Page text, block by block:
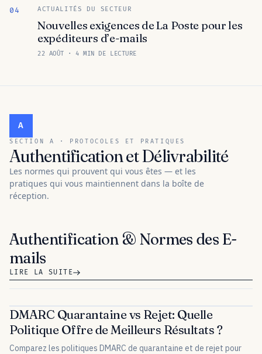
04 ACTUALITÉS DU SECTEUR
Nouvelles exigences de La Poste pour les
expéditeurs d’e-mails
22 AOÛT · 4 MIN DE LECTURE
A
SECTION A · PROTOCOLES ET PRATIQUES
Authentification et Délivrabilité
Les normes qui prouvent qui vous êtes — et les
pratiques qui vous maintiennent dans la boîte de
réception.
Authentification & Normes des E-
mails
LIRE LA SUITE
DMARC Quarantaine vs Rejet: Quelle
Politique Offre de Meilleurs Résultats ?
Comparez les politiques DMARC de quarantaine et de rejet pour